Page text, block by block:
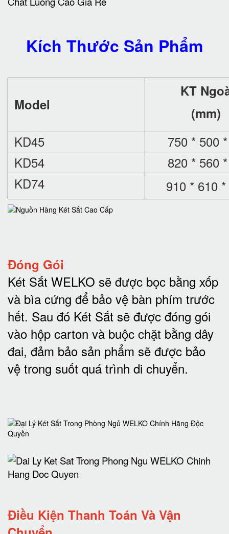
Kích Thước Sản Phẩm
Model
KT
(mm)
KD45
750 * 500
KD54
820 * 560
KD74
910 * 610
Đóng Gói
Két Sắt WELKO sẽ được bọc bằng xốp
và bìa cứng để bảo vệ bàn phím trước
hết. Sau đó Két Sắt sẽ được đóng gói
vào hộp carton và buộc chặt bằng dây
đai, đảm bảo sản phẩm sẽ được bảo
vệ trong suốt quá trình di chuyển.
Điều Kiện Thanh Toán Và Vận